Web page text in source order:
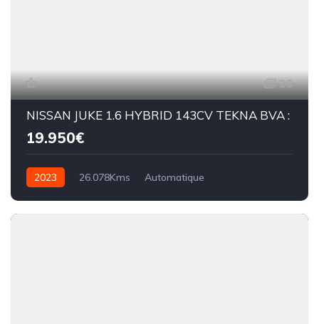
26
NISSAN JUKE 1.6 HYBRID 143CV TEKNA BVA :
19.950€
2023 26.078Kms
Automatique